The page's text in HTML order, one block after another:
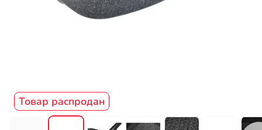
Товар распродан